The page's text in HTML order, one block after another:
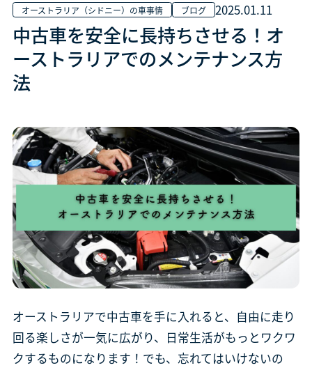
オーストラリア（シドニー）の車事情 ブログ 2025.01.11
中古車を安全に長持ちさせる！オ
ーストラリアでのメンテナンス方
法
オーストラリアで中古車を手に入れると、自由に走り
回る楽しさが一気に広がり、日常生活がもっとワクワ
クするものになります！でも、忘れてはいけないの